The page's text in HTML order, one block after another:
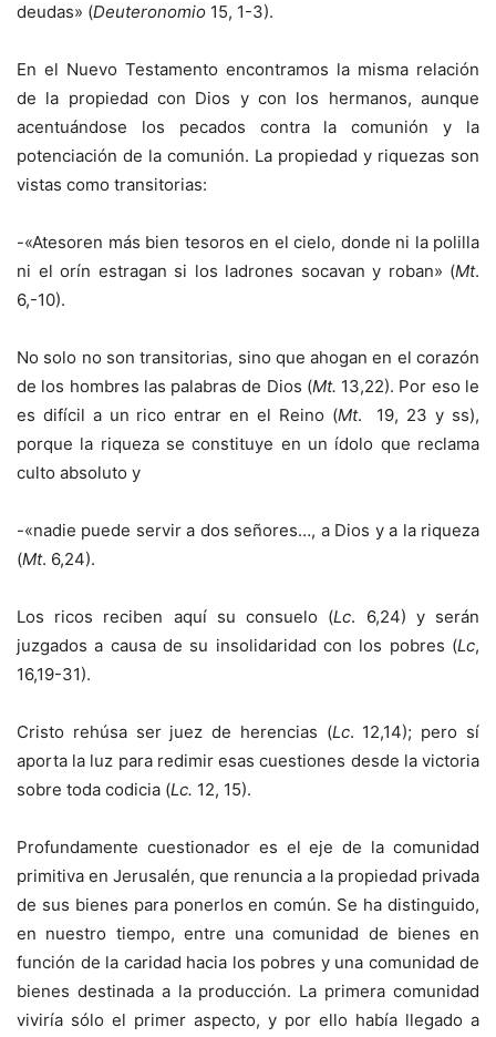
deudas» (Deuteronomio 15, 1-3).
En el Nuevo Testamento encontramos la misma relación
de la propiedad con Dios y con los hermanos, aunque
acentuándose los pecados contra la comunión y la
potenciación de la comunión. La propiedad y riquezas son
vistas como transitorias:
-«Atesoren más bien tesoros en el cielo, donde ni la polilla
ni el orín estragan si los ladrones socavan y roban» (Mt.
6,-10).
No solo no son transitorias, sino que ahogan en el corazón
de los hombres las palabras de Dios (Mt. 13,22). Por eso le
es difícil a un rico entrar en el Reino (Mt. 19, 23 y ss),
porque la riqueza se constituye en un ídolo que reclama
culto absoluto y
-«nadie puede servir a dos señores…, a Dios y a la riqueza
(Mt. 6,24).
Los ricos reciben aquí su consuelo (Lc. 6,24) y serán
juzgados a causa de su insolidaridad con los pobres (Lc,
16,19-31).
Cristo rehúsa ser juez de herencias (Lc. 12,14); pero sí
aporta la luz para redimir esas cuestiones desde la victoria
sobre toda codicia (Lc. 12, 15).
Profundamente cuestionador es el eje de la comunidad
primitiva en Jerusalén, que renuncia a la propiedad privada
de sus bienes para ponerlos en común. Se ha distinguido,
en nuestro tiempo, entre una comunidad de bienes en
función de la caridad hacia los pobres y una comunidad de
bienes destinada a la producción. La primera comunidad
viviría sólo el primer aspecto, y por ello había llegado a